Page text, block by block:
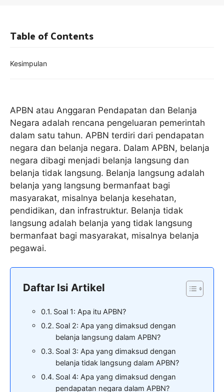
APBN atau Anggaran Pendapatan dan Belanja
Negara adalah rencana pengeluaran pemerintah
dalam satu tahun. APBN terdiri dari pendapatan
negara dan belanja negara. Dalam APBN, belanja
negara dibagi menjadi belanja langsung dan
belanja tidak langsung. Belanja langsung adalah
belanja yang langsung bermanfaat bagi
masyarakat, misalnya belanja kesehatan,
pendidikan, dan infrastruktur. Belanja tidak
langsung adalah belanja yang tidak langsung
bermanfaat bagi masyarakat, misalnya belanja
pegawai.
Daftar Isi Artikel
Soal 1: Apa itu APBN?
Soal 2: Apa yang dimaksud dengan
belanja langsung dalam APBN?
Soal 3: Apa yang dimaksud dengan
belanja tidak langsung dalam APBN?
Soal 4: Apa yang dimaksud dengan
pendapatan negara dalam APBN?
Table of Contents
Kesimpulan